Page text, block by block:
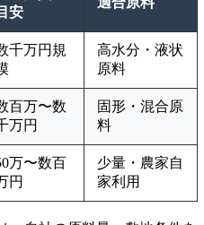
安
千万円規
高水分・液状
原料
百万〜数
万円
固形・混合原
料
万〜数百
円
少量・農家自
家利用